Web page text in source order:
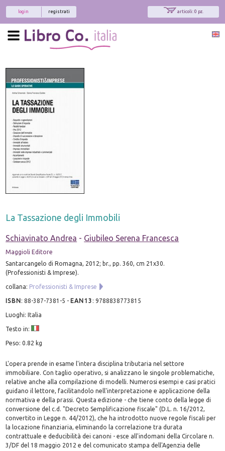
articoli: 0 pz.
registrati
login
La Tassazione degli Immobili
Schiavinato Andrea - Giubileo Serena Francesca
Maggioli Editore
Santarcangelo di Romagna, 2012; br., pp. 360, cm 21x30.
(Professionisti & Imprese).
collana: Professionisti & Imprese
ISBN:88-387-7381-5 - EAN13 :9788838773815
Luoghi: Italia
Testo in:
Peso: 0.82 kg
L'opera prende in esame l'intera disciplina tributaria nel settore
immobiliare. Con taglio operativo, si analizzano le singole problematiche,
relative anche alla compilazione di modelli. Numerosi esempi e casi pratici
guidano il lettore, facilitandolo nell'interpretazione e applicazione della
normativa e della prassi. Questa edizione - che tiene conto della legge di
conversione del c.d. "Decreto Semplificazione fiscale" (D.L. n. 16/2012,
convertito in Legge n. 44/2012), che ha introdotto nuove regole fiscali per
la locazione finanziaria, eliminando la correlazione tra durata
contrattuale e deducibilità dei canoni - esce all'indomani della Circolare n.
3/DF del 18 maggio 2012 e del comunicato stampa dell'Agenzia delle